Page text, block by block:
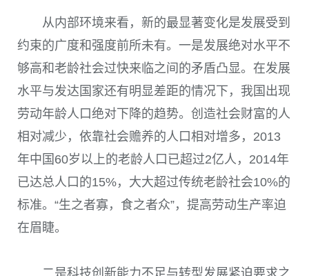
从内部环境来看，新的最显著变化是发展受到
约束的广度和强度前所未有。一是发展绝对水平不
够高和老龄社会过快来临之间的矛盾凸显。在发展
水平与发达国家还有明显差距的情况下，我国出现
劳动年龄人口绝对下降的趋势。创造社会财富的人
相对减少，依靠社会赡养的人口相对增多，2013
年中国60岁以上的老龄人口已超过2亿人，2014年
已达总人口的15%，大大超过传统老龄社会10%的
标准。“生之者寡，食之者众”，提高劳动生产率迫
在眉睫。